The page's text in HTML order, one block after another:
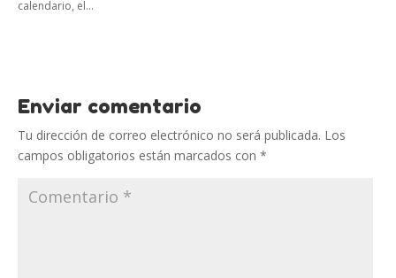
calendario, el...
Enviar comentario
Tu dirección de correo electrónico no será publicada. Los
campos obligatorios están marcados con *